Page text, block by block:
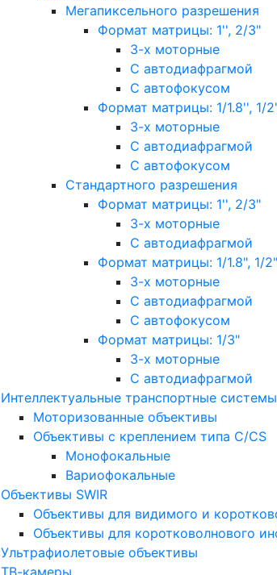
Мегапиксельного разрешения
Формат матрицы: 1'', 2/3"
3-х моторные
С автодиафрагмой
С автофокусом
Формат матрицы: 1/1.8'', 1/
3-х моторные
С автодиафрагмой
С автофокусом
Стандартного разрешения
Формат матрицы: 1'', 2/3"
3-х моторные
С автодиафрагмой
Формат матрицы: 1/1.8", 1/2"
3-х моторные
С автодиафрагмой
С автофокусом
Формат матрицы: 1/3"
3-х моторные
С автодиафрагмой
Интеллектуальные транспортные
Моторизованные объективы
Объективы с креплением типа C/CS
Монофокальные
Вариофокальные
Объективы SWIR
Объективы для видимого и
Объективы для коротковолнового
Ультрафиолетовые объективы
ТВ-камеры